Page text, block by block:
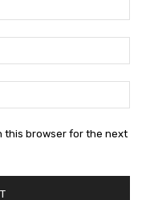
this browser for the next